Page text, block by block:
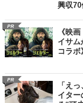
興収70
PR
《映
イサム
コラボ
PR
「え
イタ